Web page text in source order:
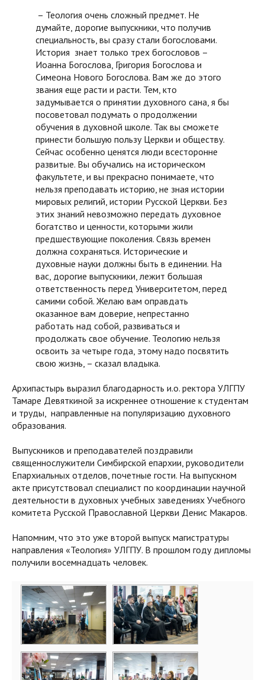
– Теология очень сложный предмет. Не
думайте, дорогие выпускники, что получив
специальность, вы сразу стали богословами.
История знает только трех богословов –
Иоанна Богослова, Григория Богослова и
Симеона Нового Богослова. Вам же до этого
звания еще расти и расти. Тем, кто
задумывается о принятии духовного сана, я бы
посоветовал подумать о продолжении
обучения в духовной школе. Так вы сможете
принести большую пользу Церкви и обществу.
Сейчас особенно ценятся люди всесторонне
развитые. Вы обучались на историческом
факультете, и вы прекрасно понимаете, что
нельзя преподавать историю, не зная истории
мировых религий, истории Русской Церкви. Без
этих знаний невозможно передать духовное
богатство и ценности, которыми жили
предшествующие поколения. Связь времен
должна сохраняться. Исторические и
духовные науки должны быть в единении. На
вас, дорогие выпускники, лежит большая
ответственность перед Университетом, перед
самими собой. Желаю вам оправдать
оказанное вам доверие, непрестанно
работать над собой, развиваться и
продолжать свое обучение. Теологию нельзя
освоить за четыре года, этому надо посвятить
свою жизнь, – сказал владыка.
Архипастырь выразил благодарность и.о. ректора УЛГПУ
Тамаре Девяткиной за искреннее отношение к студентам
и труды, направленные на популяризацию духовного
образования.
Выпускников и преподавателей поздравили
священнослужители Симбирской епархии, руководители
Епархиальных отделов, почетные гости. На выпускном
акте присутствовал специалист по координации научной
деятельности в духовных учебных заведениях Учебного
комитета Русской Православной Церкви Денис Макаров.
Напомним, что это уже второй выпуск магистратуры
направления «Теология» УЛГПУ. В прошлом году дипломы
получили восемнадцать человек.